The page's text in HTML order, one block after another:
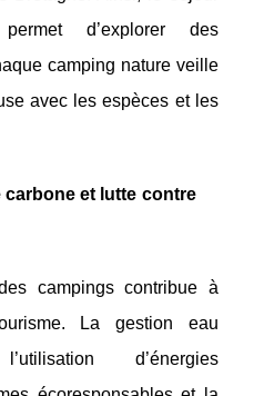
d’explorer des
camping nature veille
avec les espèces et les
carbone et lutte contre
campings contribue à
La gestion eau
d’énergies